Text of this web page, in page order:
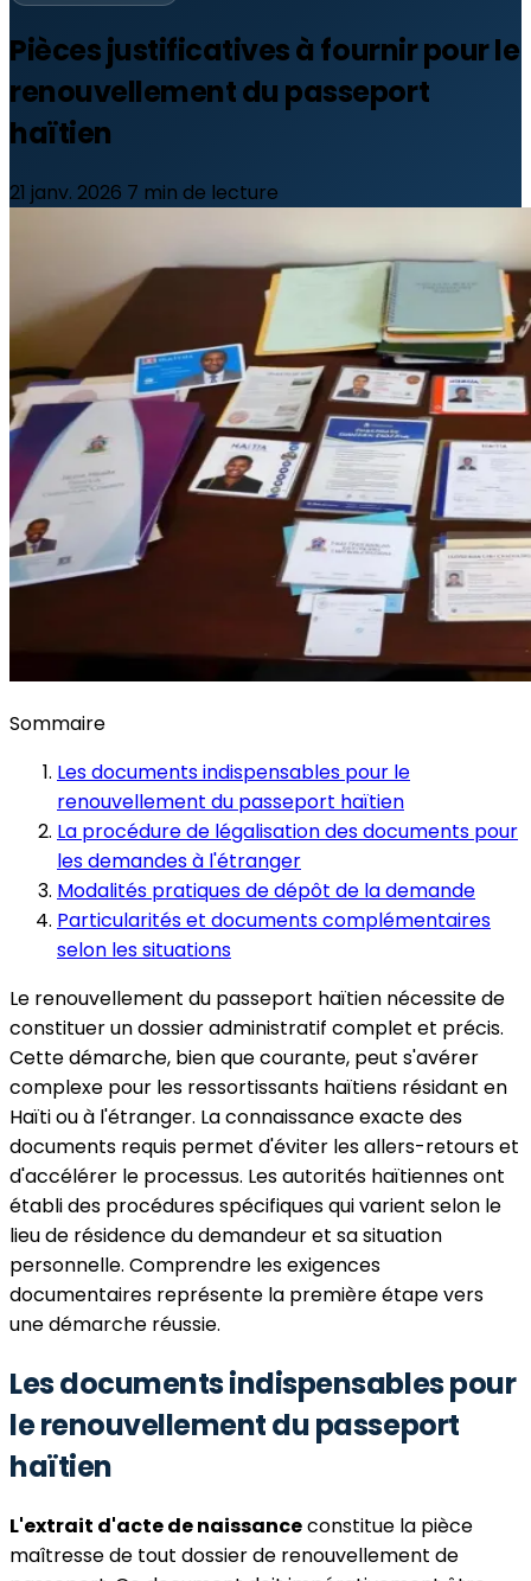
Pièces justificatives à fournir pour le
renouvellement du passeport
haïtien
21 janv. 2026 7 min de lecture
Sommaire
Les documents indispensables pour le
renouvellement du passeport haïtien
La procédure de légalisation des documents pour
les demandes à l'étranger
Modalités pratiques de dépôt de la demande
Particularités et documents complémentaires
selon les situations
Le renouvellement du passeport haïtien nécessite de
constituer un dossier administratif complet et précis.
Cette démarche, bien que courante, peut s'avérer
complexe pour les ressortissants haïtiens résidant en
Haïti ou à l'étranger. La connaissance exacte des
documents requis permet d'éviter les allers-retours et
d'accélérer le processus. Les autorités haïtiennes ont
établi des procédures spécifiques qui varient selon le
lieu de résidence du demandeur et sa situation
personnelle. Comprendre les exigences
documentaires représente la première étape vers
une démarche réussie.
Les documents indispensables pour
le renouvellement du passeport
haïtien
L'extrait d'acte de naissanceconstitue la pièce
maîtresse de tout dossier de renouvellement de